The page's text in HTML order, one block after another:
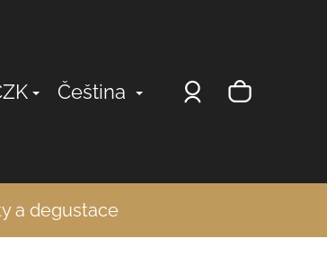
a degustace
Čeština Přihlášení